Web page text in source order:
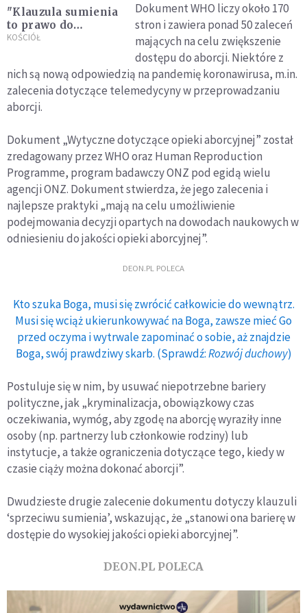
"Klauzula sumienia
to prawo do
sprzeciwu"
KOŚCIÓŁ
Dokument WHO liczy około 170
stron i zawiera ponad 50 zaleceń
mających na celu zwiększenie
dostępu do aborcji. Niektóre z
nich są nową odpowiedzią na pandemię koronawirusa, m.in.
zalecenia dotyczące telemedycyny w przeprowadzaniu
aborcji.
Dokument „Wytyczne dotyczące opieki aborcyjnej” został
zredagowany przez WHO oraz Human Reproduction
Programme, program badawczy ONZ pod egidą wielu
agencji ONZ. Dokument stwierdza, że jego zalecenia i
najlepsze praktyki „mają na celu umożliwienie
podejmowania decyzji opartych na dowodach naukowych w
odniesieniu do jakości opieki aborcyjnej”.
DEON.PL POLECA
Kto szuka Boga, musi się zwrócić całkowicie do wewnątrz.
Musi się wciąż ukierunkowywać na Boga, zawsze mieć Go
przed oczyma i wytrwale zapominać o sobie, aż znajdzie
Boga, swój prawdziwy skarb. (Sprawdź:Rozwój duchowy)
Postuluje się w nim, by usuwać niepotrzebne bariery
polityczne, jak „kryminalizacja, obowiązkowy czas
oczekiwania, wymóg, aby zgodę na aborcję wyraziły inne
osoby (np. partnerzy lub członkowie rodziny) lub
instytucje, a także ograniczenia dotyczące tego, kiedy w
czasie ciąży można dokonać aborcji”.
Dwudzieste drugie zalecenie dokumentu dotyczy klauzuli
‘sprzeciwu sumienia’, wskazując, że „stanowi ona barierę w
dostępie do wysokiej jakości opieki aborcyjnej”.
DEON.PL POLECA